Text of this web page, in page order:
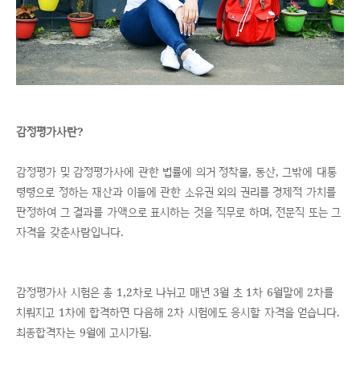
감정평가사란?
감정평가 및 감정평가사에 관한 법률에 의거 정착물, 동산, 그밖에 대통
령령으로 정하는 재산과 이들에 관한 소유권 외의 권리를 경제적 가치를
판정하여 그 결과를 가액으로 표시하는 것을 직무로 하며, 전문직 또는 그
자격을 갖춘사람입니다.
감정평가사 시험은 총 1,2차로 나뉘고 매년 3월 초 1차 6월말에 2차를
치뤄지고 1차에 합격하면 다음해 2차 시험에도 응시할 자격을 얻습니다.
최종합격자는 9월에 고시가됨.